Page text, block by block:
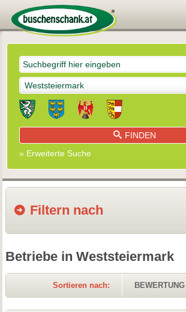
Weststeiermark
FINDEN
» Erweiterte Suche
Filtern nach
Betriebe in Weststeiermark
Sortieren nach: BEWERTUNG